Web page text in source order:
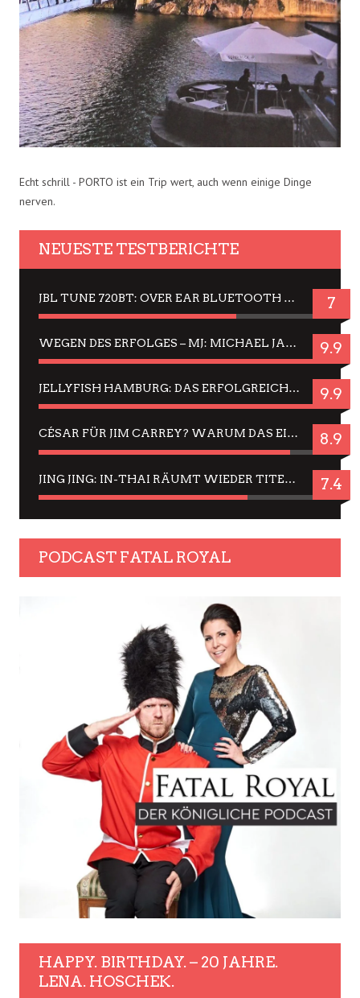
Echt schrill - PORTO ist ein Trip wert, auch wenn einige Dinge
nerven.
NEUESTE TESTBERICHTE
JBL TUNE 720BT: OVER EAR BLUETOOTH KOPFHÖRER UM DIE 50,-€ IM DAUER-TEST 7
WEGEN DES ERFOLGES – MJ: MICHAEL JACKSON MUSICAL IN EINER MATINEE SEHEN 9.9
JELLYFISH HAMBURG: DAS ERFOLGREICHE SOMMER-MENÜ 2025 IN GEFÜHLEN UND BILDERN 9.9
CÉSAR FÜR JIM CARREY? WARUM DAS EINER DER NERVIGSTEN ACTORS IST UND BLEIBT 8.9
JING JING: IN-THAI RÄUMT WIEDER TITEL AB – EIN ZWEI-STUNDEN-ERLEBNISBERICHT 7.4
PODCAST FATAL ROYAL
HAPPY. BIRTHDAY. – 20 JAHRE.
LENA. HOSCHEK.